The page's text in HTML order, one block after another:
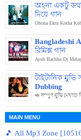
অহনা একটু
দিয়ে গান
Ohona Ektu Kotha
Bangladeshi
রিমিক্স গান
Ayub Bachhu Dj
টাইটানিক
Dubbing
⏯️ সম্পুর্ণ মুভি দেখতে
MAIN MENU
🎵 All Mp3 Zone